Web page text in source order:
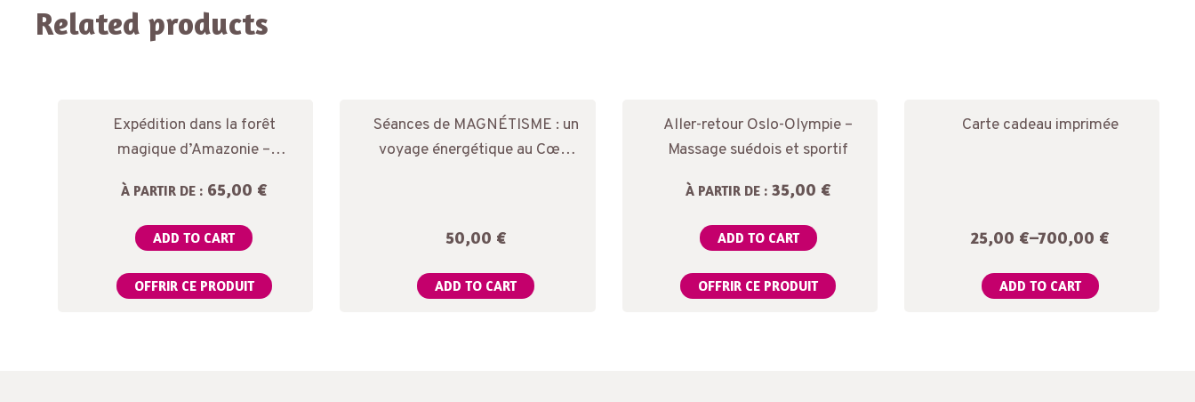
Related products
Expédition dans la forêt
magique d’Amazonie –
À PARTIR DE :65,00 €
ADD TO CART
OFFRIR CE PRODUIT
Séances de MAGNÉTISME : un
voyage énergétique au Cœur
50,00 €
ADD TO CART
Aller-retour Oslo-Olympie –
Massage suédois et sportif
À PARTIR DE :35,00 €
ADD TO CART
OFFRIR CE PRODUIT
Carte cadeau imprimée
25,00 €–700,00 €
ADD TO CART